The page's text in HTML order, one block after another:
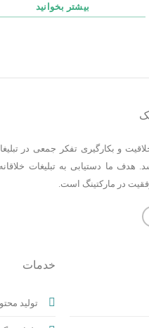
بیشتر بخوانید
و بکارگیری تفکر جمعی در
شد. هدف ما دستیابی به تبلیغات
در مارکتینگ است.
خدمات
تولید محتوا